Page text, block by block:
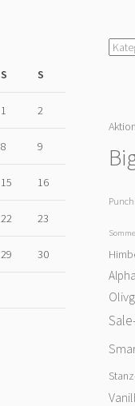
S S
1 2
8 9
15 16
22 23
29 30
Aktion